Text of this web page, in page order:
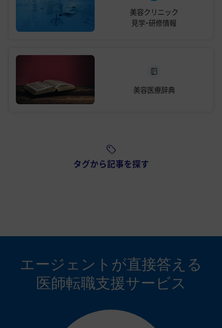
美容クリニック
見学・研修情報
美容医療辞典
タグから記事を探す
エージェントが直接答える
医師転職支援サービス